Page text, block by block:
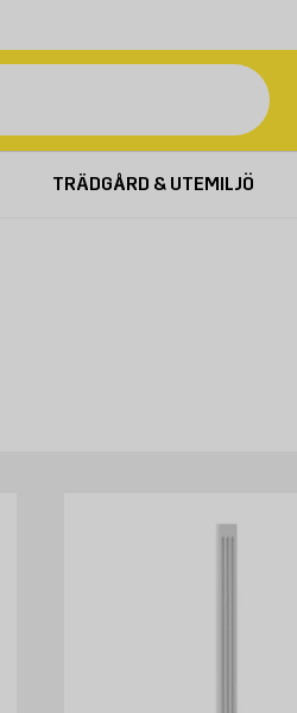
TRÄDGÅRD & UTEMILJÖ